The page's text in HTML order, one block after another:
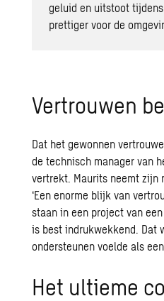
geluid en uitstoot
prettiger voor de
Vertrouwen
Dat het gewonnen
de technisch manager van
vertrekt. Maurits neemt zijn
‘Een enorme blijk van
staan in een project van
is best indrukwekkend. Dat
ondersteunen voelde als
Het ultieme